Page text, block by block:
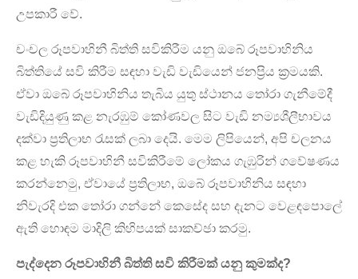
උපකාරී වේ.
චංචල රූපවාහිනී බිත්ති සවිකිරීම යනු ඔබේ රූපවාහිනිය
බිත්තියේ සවි කිරීම සඳහා වැඩි වැඩියෙන් ජනප්‍රිය ක්‍රමයකි.
ඒවා ඔබේ රූපවාහිනිය තැබිය යුතු ස්ථානය තෝරා ගැනීමේදී
වැඩිදියුණු කළ නැරඹුම් කෝණවල සිට වැඩි නම්‍යශීලීභාවය
දක්වා ප්‍රතිලාභ රැසක් ලබා දෙයි. මෙම ලිපියෙන්, අපි චලනය
කළ හැකි රූපවාහිනී සවිකිරීමේ ලෝකය ගැඹුරින් ගවේෂණය
කරන්නෙමු, ඒවායේ ප්‍රතිලාභ, ඔබේ රූපවාහිනිය සඳහා
නිවැරදි එක තෝරා ගන්නේ කෙසේද සහ දැනට වෙළඳපොලේ
ඇති හොඳම මාදිලි කිහිපයක් සාකච්ඡා කරමු.
පැද්දෙන රූපවාහිනී බිත්ති සවි කිරීමක් යනු කුමක්ද?